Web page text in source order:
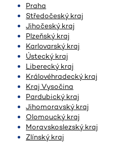
Praha
Středočeský kraj
Jihočeský kraj
Plzeňský kraj
Karlovarský kraj
Ústecký kraj
Liberecký kraj
Královéhradecký kraj
Kraj Vysočina
Pardubický kraj
Jihomoravský kraj
Olomoucký kraj
Moravskoslezský kraj
Zlínský kraj